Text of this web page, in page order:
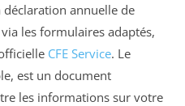
annuelle de
les formulaires adaptés,
CFE Service. Le
est un document
les informations sur votre